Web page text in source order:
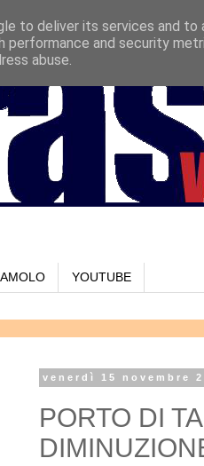
YOUTUBE
venerdì 15 novembre
PORTO DI
to deliver its services and to
performance and security
abuse.